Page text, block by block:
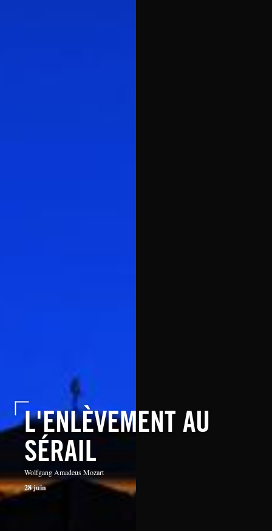
L'ENLÈVEMENT AU
SÉRAIL
Wolfgang Amadeus Mozart
28 juin